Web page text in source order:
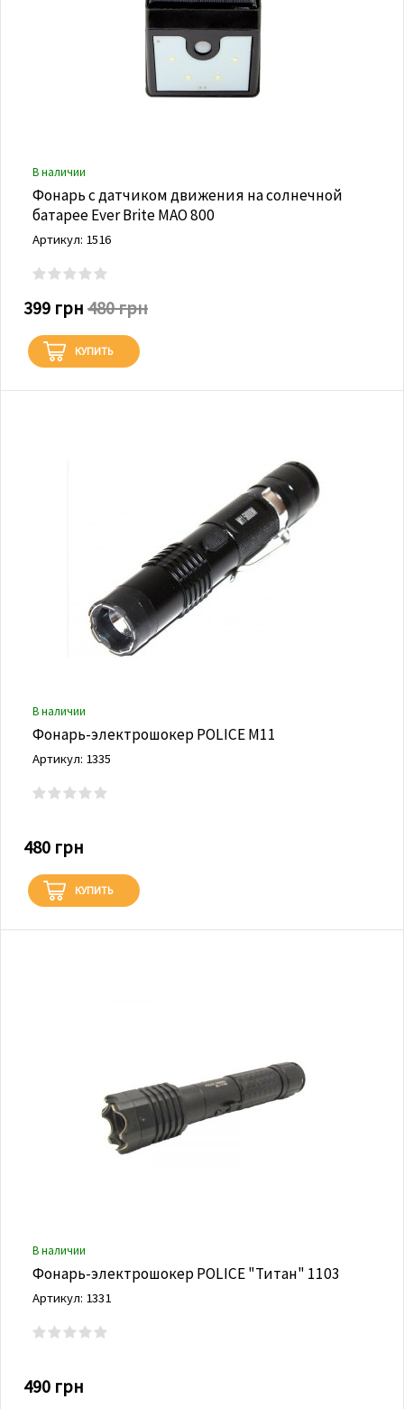
В наличии
Фонарь с датчиком движения на солнечной
батарее Ever Brite MAO 800
Артикул: 1516
399 грн 480 грн
КУПИТЬ
В наличии
Фонарь-электрошокер POLICE M11
Артикул: 1335
480 грн
КУПИТЬ
В наличии
Фонарь-электрошокер POLICE "Титан" 1103
Артикул: 1331
490 грн